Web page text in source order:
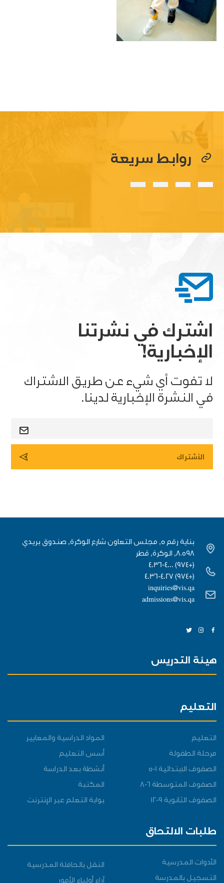
روابط سريعة
اشترك في نشرتنا
الإخبارية!
لا تفوت أي شيء عن طريق الاشتراك
في النشرة الإخبارية لدينا.
بناية رقم 5, مجلس التعاون شارع الوكرة, صندوق بريدي
٨٠٥٩٨, الوكرة, قطر
(+974) 4036-4000
(+974) 4036-4027
inquiries@vis.qa
admissions@vis.qa
هيئة التدريس
التعليم
التعليم
مرحلة الطفولة
الصفوف الابتدائية 1-5
الصفوف المتوسطة 6-8
الصفوف الثانوية 9-12
المواد الدراسية والمعايير
أسس التعليم
أنشطة بعد الدراسة
المكتبة
بوابة التعلم عبر الإنترنت
طلبات الالتحاق
الأدوات المدرسية
التسجيل بالمدرسة
النقل بالحافلة المدرسية
آراء أولياء الأمور